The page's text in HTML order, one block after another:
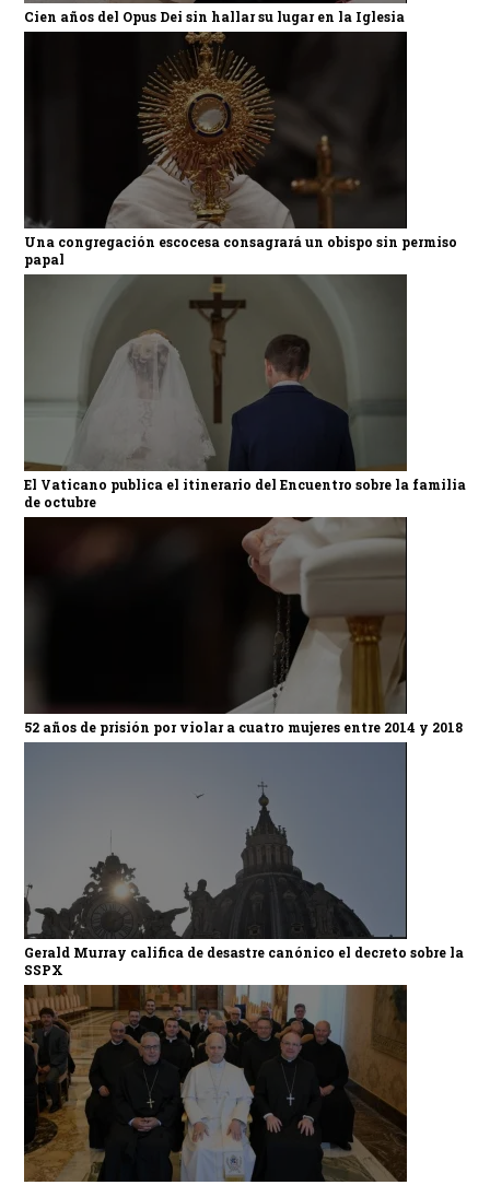
Cien años del Opus Dei sin hallar su lugar en la Iglesia
Una congregación escocesa consagrará un obispo sin permiso
papal
El Vaticano publica el itinerario del Encuentro sobre la familia
de octubre
52 años de prisión por violar a cuatro mujeres entre 2014 y 2018
Gerald Murray califica de desastre canónico el decreto sobre la
SSPX